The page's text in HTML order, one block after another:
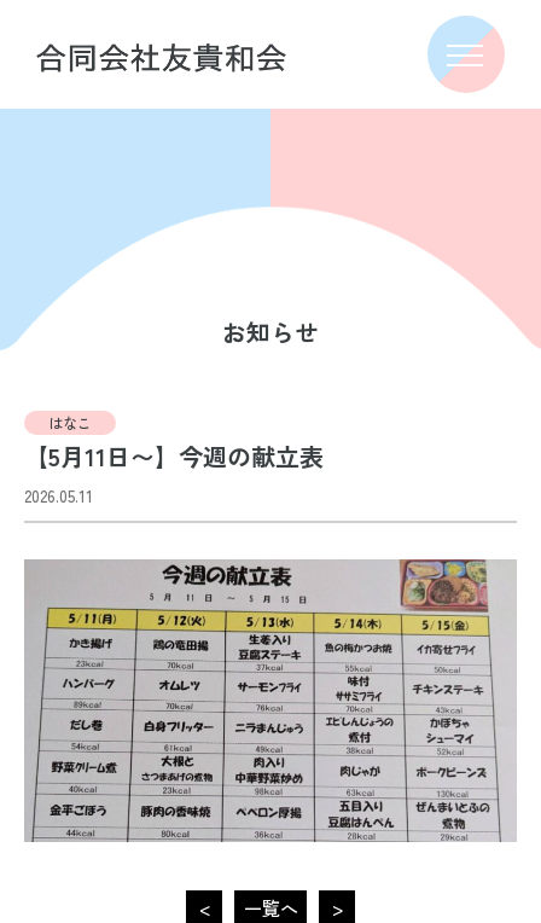
お知らせ
はなこ
【5月11日〜】今週の献立表
2026.05.11
< 一覧へ >